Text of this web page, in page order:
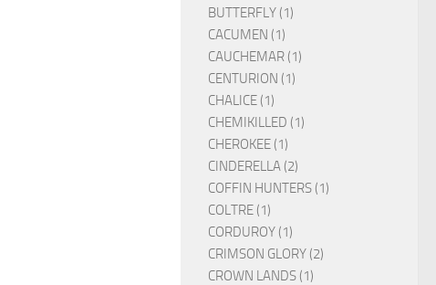
BUTTERFLY (1)
CACUMEN (1)
CAUCHEMAR (1)
CENTURION (1)
CHALICE (1)
CHEMIKILLED (1)
CHEROKEE (1)
CINDERELLA (2)
COFFIN HUNTERS (1)
COLTRE (1)
CORDUROY (1)
CRIMSON GLORY (2)
CROWN LANDS (1)